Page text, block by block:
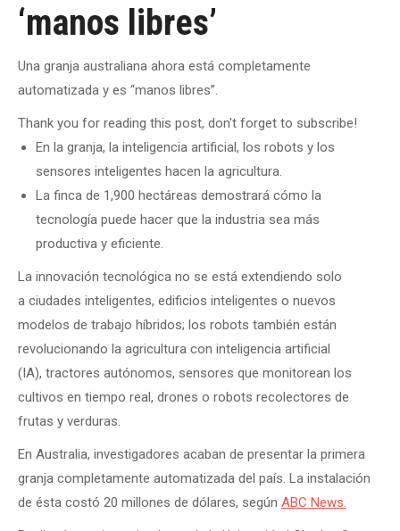
‘manos libres’
Una granja australiana ahora está completamente
automatizada y es “manos libres”.
Thank you for reading this post, don't forget to subscribe!
En la granja, la inteligencia artificial, los robots y los
sensores inteligentes hacen la agricultura.
La finca de 1,900 hectáreas demostrará cómo la
tecnología puede hacer que la industria sea más
productiva y eficiente.
La innovación tecnológica no se está extendiendo solo
a ciudades inteligentes, edificios inteligentes o nuevos
modelos de trabajo híbridos; los robots también están
revolucionando la agricultura con inteligencia artificial
(IA), tractores autónomos, sensores que monitorean los
cultivos en tiempo real, drones o robots recolectores de
frutas y verduras.
En Australia, investigadores acaban de presentar la primera
granja completamente automatizada del país. La instalación
de ésta costó 20 millones de dólares, según ABC News.